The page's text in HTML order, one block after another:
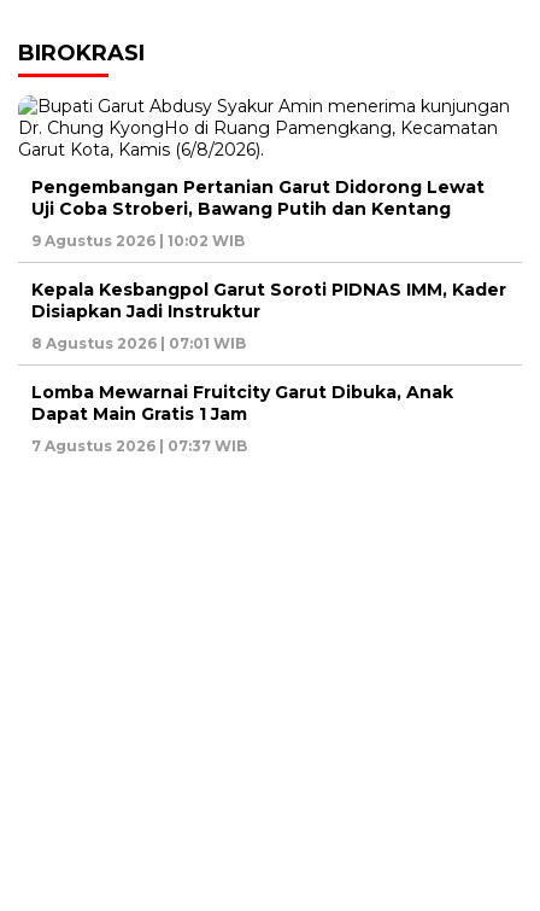
BIROKRASI
Pengembangan Pertanian Garut Didorong Lewat
Uji Coba Stroberi, Bawang Putih dan Kentang
9 Agustus 2026 | 10:02 WIB
Kepala Kesbangpol Garut Soroti PIDNAS IMM, Kader
Disiapkan Jadi Instruktur
8 Agustus 2026 | 07:01 WIB
Lomba Mewarnai Fruitcity Garut Dibuka, Anak
Dapat Main Gratis 1 Jam
7 Agustus 2026 | 07:37 WIB